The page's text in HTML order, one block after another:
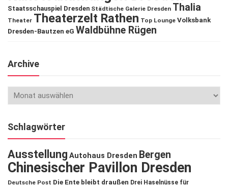
Staatsschauspiel Dresden Städtische Galerie Dresden Thalia
Theater Theaterzelt Rathen Top Lounge Volksbank
Dresden-Bautzen eG Waldbühne Rügen
Archive
Schlagwörter
Ausstellung Autohaus Dresden Bergen
Chinesischer Pavillon Dresden
Deutsche Post Die Ente bleibt draußen Drei Haselnüsse für